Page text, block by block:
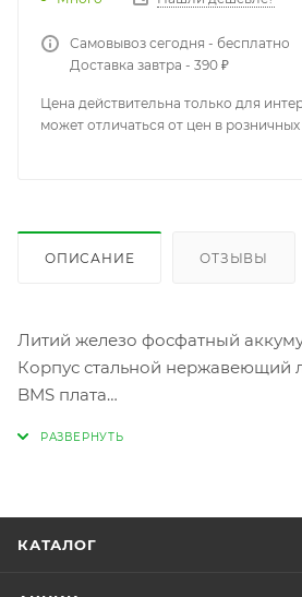
Самовывоз сегодня - бесплатно
Доставка завтра - 390 ₽
Цена действительна только для
может отличаться от цен в розничных
ОПИСАНИЕ ОТЗЫВЫ
Литий железо фосфатный
Корпус стальной нержавеющий
BMS плата
КАТАЛОГ